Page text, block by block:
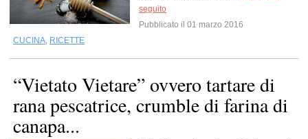
seguito
Pubblicato il 01 marzo 2016
CUCINA, RICETTE
“Vietato Vietare” ovvero tartare di
rana pescatrice, crumble di farina di
canapa...